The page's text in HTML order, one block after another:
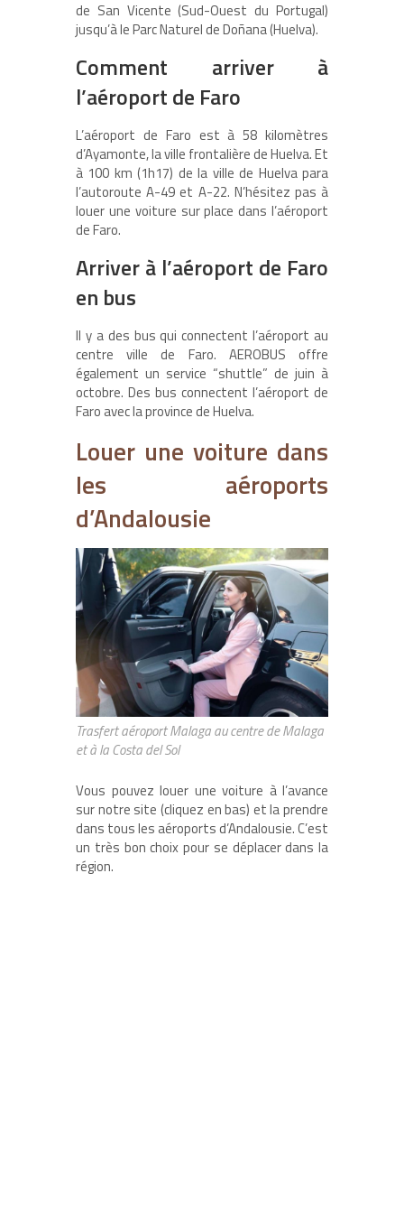
de San Vicente (Sud-Ouest du Portugal)
jusqu’à le Parc Naturel de Doñana (Huelva).
Comment arriver à
l’aéroport de Faro
L’aéroport de Faro est à 58 kilomètres
d’Ayamonte, la ville frontalière de Huelva. Et
à 100 km (1h17) de la ville de Huelva para
l’autoroute A-49 et A-22. N’hésitez pas à
louer une voiture sur place dans l’aéroport
de Faro.
Arriver à l’aéroport de Faro
en bus
Il y a des bus qui connectent l’aéroport au
centre ville de Faro. AEROBUS offre
également un service “shuttle” de juin à
octobre. Des bus connectent l’aéroport de
Faro avec la province de Huelva.
Louer une voiture dans
les aéroports
d’Andalousie
Trasfert aéroport Malaga au centre de Malaga
et à la Costa del Sol
Vous pouvez louer une voiture à l’avance
sur notre site (cliquez en bas) et la prendre
dans tous les aéroports d’Andalousie. C’est
un très bon choix pour se déplacer dans la
région.